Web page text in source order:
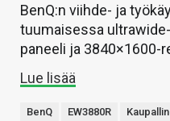
BenQ:n viihde- ja
tuumaisessa
paneeli ja 3840×1600-
Lue lisää
BenQ EW3880R